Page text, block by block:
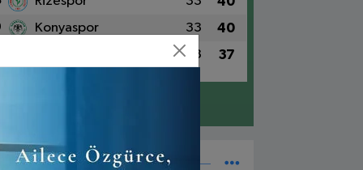
Konyaspor 33 40
33 37
Süper Lig Fikstür